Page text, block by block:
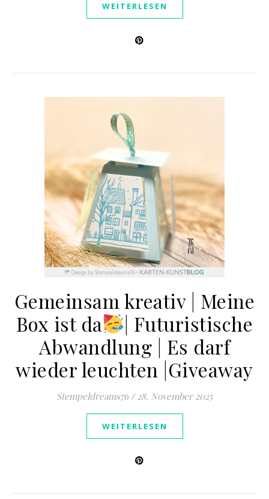
WEITERLESEN
Gemeinsam kreativ | Meine
Box ist da
​| Futuristische
Abwandlung | Es darf
wieder leuchten |Giveaway
Stempeldreams76 / 28. November 2025
WEITERLESEN